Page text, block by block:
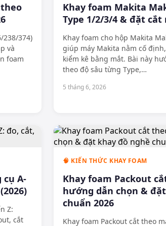
theo
238/374)
và
foam
Khay foam Makita
Type 1/2/3/4 & đặt cắt
Khay foam cho hộp Makita
giúp máy Makita nằm cố
kiểm kê bằng mắt. Bài này
theo độ sâu từng Type,…
5 tháng 6, 2026
A-
Z:
cắt
🧠 KIẾN THỨC KHAY FOAM
Khay foam Packout
hướng dẫn chọn &
chuẩn 2026
Khay foam Packout cắt theo